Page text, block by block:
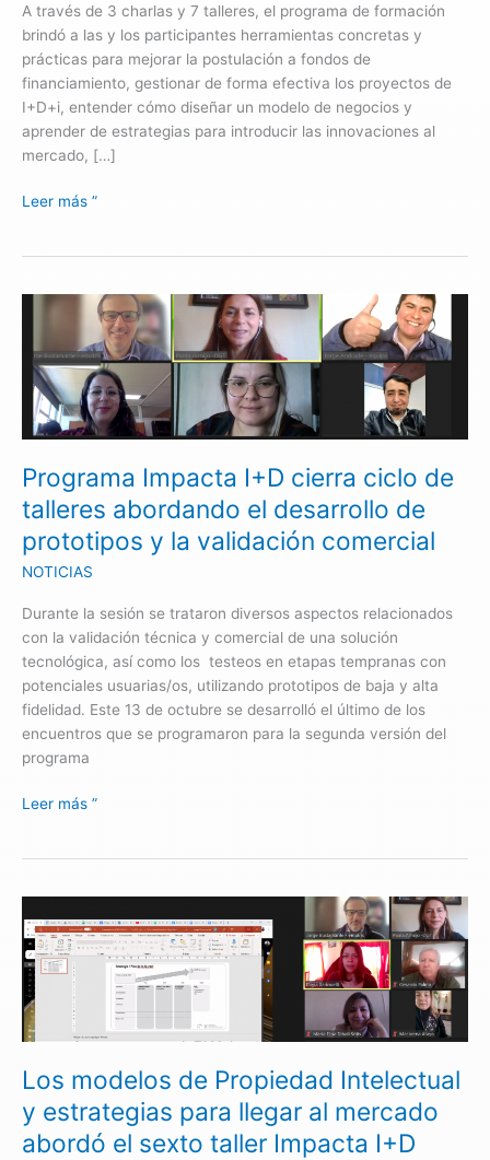
A través de 3 charlas y 7 talleres, el programa de formación
brindó a las y los participantes herramientas concretas y
prácticas para mejorar la postulación a fondos de
financiamiento, gestionar de forma efectiva los proyectos de
I+D+i, entender cómo diseñar un modelo de negocios y
aprender de estrategias para introducir las innovaciones al
mercado, […]
Leer más ”
Programa Impacta I+D cierra ciclo de
talleres abordando el desarrollo de
prototipos y la validación comercial
NOTICIAS
Durante la sesión se trataron diversos aspectos relacionados
con la validación técnica y comercial de una solución
tecnológica, así como los testeos en etapas tempranas con
potenciales usuarias/os, utilizando prototipos de baja y alta
fidelidad. Este 13 de octubre se desarrolló el último de los
encuentros que se programaron para la segunda versión del
programa
Programa
I+D
cierra
ciclo
de
abordando
el
desarrollo
de
prototipos
la
validación
comercial
Leer más ”
Los modelos de Propiedad Intelectual
y estrategias para llegar al mercado
abordó el sexto taller Impacta I+D
modelos
de
Propiedad
Intelectual
y
para
al
mercado